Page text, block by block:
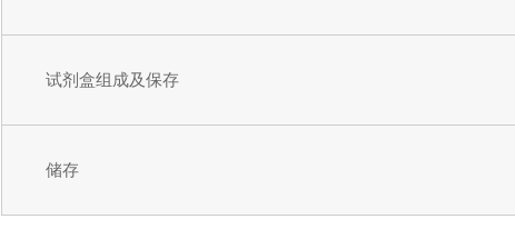
试剂盒组成及保存
储存